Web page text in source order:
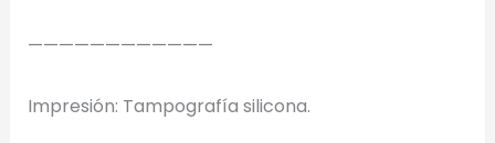
————————————
Impresión: Tampografía silicona.